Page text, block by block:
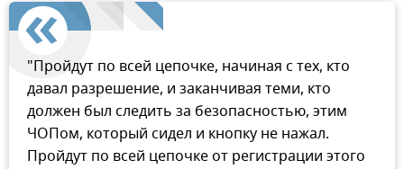
"Пройдут по всей цепочке, начиная с тех, кто
давал разрешение, и заканчивая теми, кто
должен был следить за безопасностью, этим
ЧОПом, который сидел и кнопку не нажал.
Пройдут по всей цепочке от регистрации этого